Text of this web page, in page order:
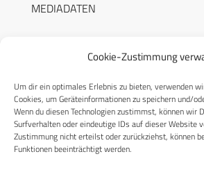
Cookie-Zustimmung
Um dir ein optimales Erlebnis zu bieten, verwenden
Cookies, um Geräteinformationen zu speichern und/
Wenn du diesen Technologien zustimmst, können wir
Surfverhalten oder eindeutige IDs auf dieser Website
Zustimmung nicht erteilst oder zurückziehst, können
Funktionen beeinträchtigt werden.
MEDIADATEN
RECHTLICHES
Datenschutzerklärung
Cookie-Richtlinie (EU)